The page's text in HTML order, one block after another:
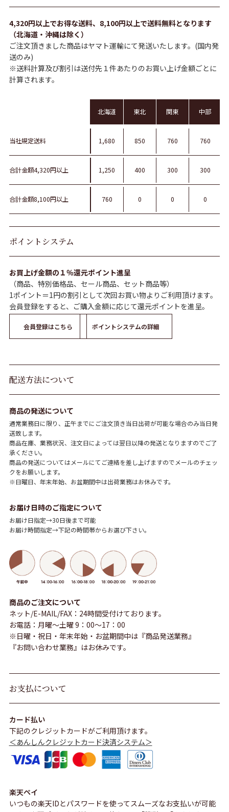
4,320円以上でお得な送料、8,100円以上で送料無料となります
（北海道・沖縄は除く）
ご注文頂きました商品はヤマト運輸にて発送いたします。(国内発
送のみ)
※送料計算及び割引は送付先１件あたりのお買い上げ金額ごとに
計算されます。
北海道 東北 関東 中部
当社規定送料 1,680 850 760 760
合計金額4,320円以上 1,250 400 300 300
合計金額8,100円以上 760 0 0 0
ポイントシステム
お買上げ金額の１％還元ポイント進呈
（商品、特別価格品、セール商品、セット商品等）
1ポイント＝1円の割引として次回お買い物よりご利用頂けます。
会員登録をすると、ご購入金額に応じて還元ポイントを進呈。
会員登録はこちら ポイントシステムの詳細
配送方法について
商品の発送について
通常業務日に限り、正午までにご注文頂き当日出荷が可能な場合のみ当日発
送致します。
商品在庫、業務状況、注文日によっては翌日以降の発送となりますのでご了
承ください。
商品の発送についてはメールにてご連絡を差し上げますのでメールのチェッ
クをお願いします。
※日曜日、年末年始、お盆期間中は出荷業務はお休みです。
お届け日時のご指定について
お届け日指定→30日後まで可能
お届け時間指定→下記の時間帯からお選び下さい。
商品のご注文について
ネット/E-MAIL/FAX：24時間受付けております。
お電話：月曜～土曜 9：00～17：00
※日曜・祝日・年末年始・お盆期間中は『商品発送業務』
『お問い合わせ業務』はお休みです。
お支払について
カード払い
下記のクレジットカードがご利用頂けます。
＜あんしんクレジットカード決済システム＞
楽天ペイ
いつもの楽天IDとパスワードを使ってスムーズなお支払いが可能